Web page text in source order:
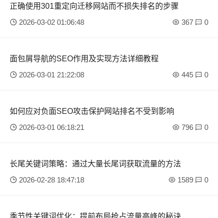
正确使用301重定向迁移网站而不损失排名的步骤
2026-03-02 01:06:48
367 0
面包屑导航的SEO作用及实现方法详细教程
2026-03-01 21:22:08
445 0
如何应对负面SEO攻击保护网站排名不受到影响
2026-03-01 06:18:21
796 0
长尾关键词策略：通过大量长尾词获取流量的方法
2026-02-28 18:47:18
1589 0
季节性关键词优化：提前布局抢占流量高峰的秘诀